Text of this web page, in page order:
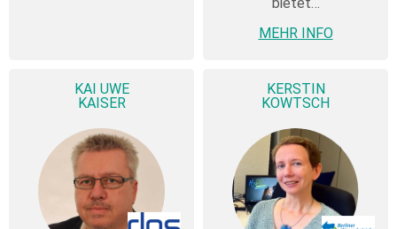
MEHR INFO
KAI UWE
KAISER
KERSTIN
KOWTSCH